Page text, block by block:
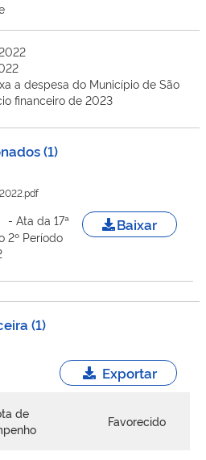
a despesa do Município de São
financeiro de 2023
(1)
- Ata da 17ª
2º Período
Baixar
(1)
Exportar
de
Favorecido